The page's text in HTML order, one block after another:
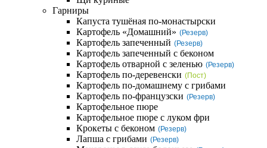
Гарниры
Капуста тушёная по-монастырски
Картофель «Домашний» (Резерв)
Картофель запеченный (Резерв)
Картофель запеченный с беконом
Картофель отварной с зеленью (Резерв)
Картофель по-деревенски (Пост)
Картофель по-домашнему с грибами
Картофель по-французски (Резерв)
Картофельное пюре
Картофельное пюре с луком фри
Крокеты с беконом (Резерв)
Лапша с грибами (Резерв)